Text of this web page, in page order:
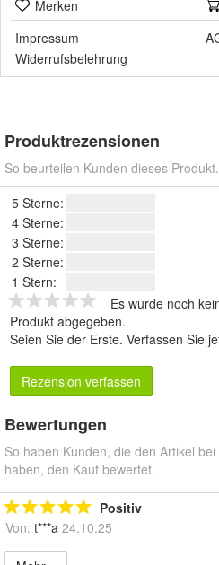
Merken
Impressum
Widerrufsbelehrung
Produktrezensionen
So beurteilen Kunden dieses Produkt.
5 Sterne:
4 Sterne:
3 Sterne:
2 Sterne:
1 Stern:
Es wurde noch
Produkt abgegeben.
Seien Sie der Erste. Verfassen Sie
Rezension verfassen
Bewertungen
So haben Kunden, die den Artikel
haben, den Kauf bewertet.
Positiv
Von: t***a 24.10.25